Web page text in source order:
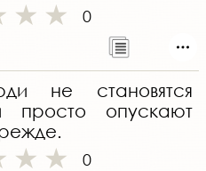
0
не становятся
просто опускают
0